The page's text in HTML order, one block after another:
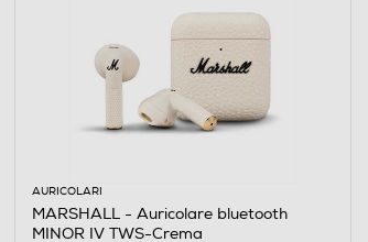
AURICOLARI
MARSHALL - Auricolare bluetooth
MINOR IV TWS-Crema